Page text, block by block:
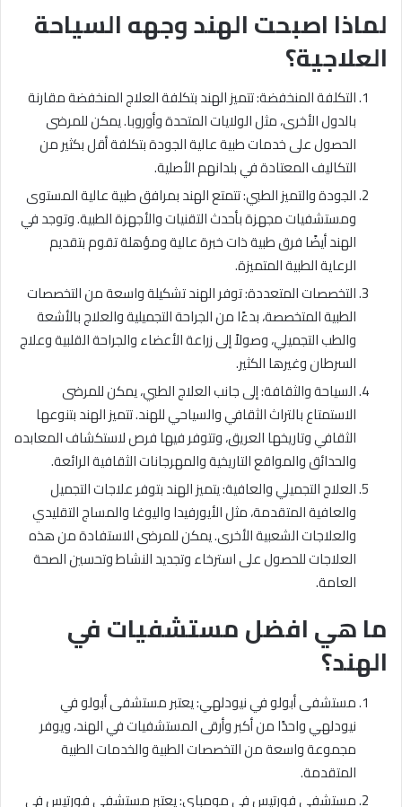
لماذا اصبحت الهند وجهه السياحة
العلاجية؟
التكلفة المنخفضة: تتميز الهند بتكلفة العلاج المنخفضة مقارنة
بالدول الأخرى، مثل الولايات المتحدة وأوروبا. يمكن للمرضى
الحصول على خدمات طبية عالية الجودة بتكلفة أقل بكثير من
التكاليف المعتادة في بلدانهم الأصلية.
الجودة والتميز الطبي: تتمتع الهند بمرافق طبية عالية المستوى
ومستشفيات مجهزة بأحدث التقنيات والأجهزة الطبية. وتوجد في
الهند أيضًا فرق طبية ذات خبرة عالية ومؤهلة تقوم بتقديم
الرعاية الطبية المتميزة.
التخصصات المتعددة: توفر الهند تشكيلة واسعة من التخصصات
الطبية المتخصصة، بدءًا من الجراحة التجميلية والعلاج بالأشعة
والطب التجميلي، وصولاً إلى زراعة الأعضاء والجراحة القلبية وعلاج
السرطان وغيرها الكثير.
السياحة والثقافة: إلى جانب العلاج الطبي، يمكن للمرضى
الاستمتاع بالتراث الثقافي والسياحي للهند. تتميز الهند بتنوعها
الثقافي وتاريخها العريق، وتتوفر فيها فرص لاستكشاف المعابده
والحدائق والمواقع التاريخية والمهرجانات الثقافية الرائعة.
العلاج التجميلي والعافية: يتميز الهند بتوفر علاجات التجميل
والعافية المتقدمة، مثل الأيورفيدا واليوغا والمساج التقليدي
والعلاجات الشعبية الأخرى. يمكن للمرضى الاستفادة من هذه
العلاجات للحصول على استرخاء وتجديد النشاط وتحسين الصحة
العامة.
ما هي افضل مستشفيات في
الهند؟
مستشفى أبولو في نيودلهي: يعتبر مستشفى أبولو في
نيودلهي واحدًا من أكبر وأرقى المستشفيات في الهند، ويوفر
مجموعة واسعة من التخصصات الطبية والخدمات الطبية
المتقدمة.
مستشفى فورتيس في مومباي: يعتبر مستشفى فورتيس في